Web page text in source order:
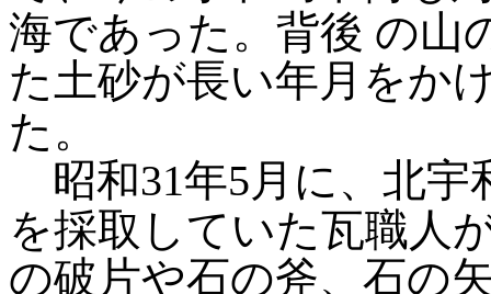
海であった。背後 の山
た土砂が長い年月をか
た。
昭和31年5月に、北宇
を採取していた瓦職人
の破片や石の斧、石の